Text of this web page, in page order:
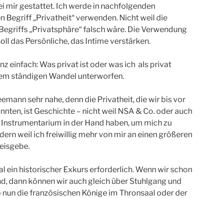
mir gestattet. Ich werde in nachfolgenden
Begriff „Privatheit“ verwenden. Nicht weil die
„Privatsphäre“ falsch wäre. Die Verwendung
das Persönliche, das Intime verstärken.
einfach: Was privat ist oder was ich als privat
ständigen Wandel unterworfen.
sehr nahe, denn die Privatheit, die wir bis vor
ist Geschichte – nicht weil NSA & Co. oder auch
in der Hand haben, um mich zu
weil ich freiwillig mehr von mir an einen größeren
ein historischer Exkurs erforderlich. Wenn wir schon
dann können wir auch gleich über Stuhlgang und
nun die französischen Könige im Thronsaal oder der